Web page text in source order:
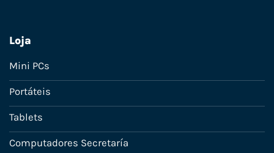
Loja
Mini PCs
Portáteis
Tablets
Computadores Secretaría